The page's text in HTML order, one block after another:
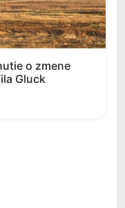
o zmene
Gluck